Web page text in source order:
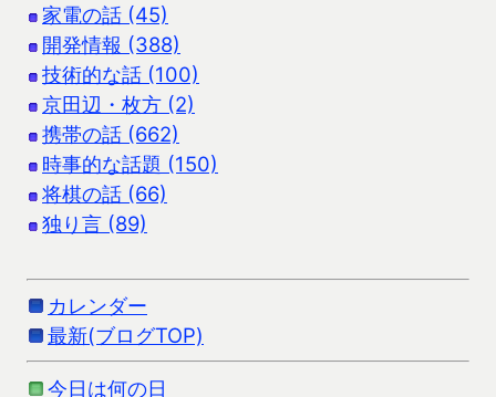
家電の話 (45)
開発情報 (388)
技術的な話 (100)
京田辺・枚方 (2)
携帯の話 (662)
時事的な話題 (150)
将棋の話 (66)
独り言 (89)
カレンダー
最新(ブログTOP)
今日は何の日